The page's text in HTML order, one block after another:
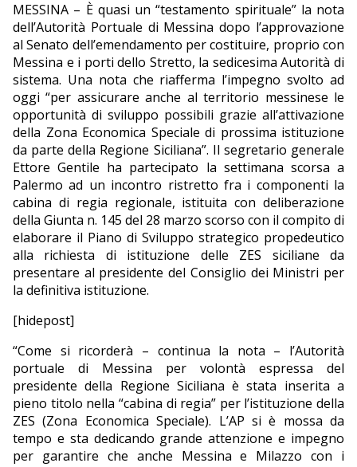
MESSINA – È quasi un “testamento spirituale” la nota
dell’Autorità Portuale di Messina dopo l’approvazione
al Senato dell’emendamento per costituire, proprio con
Messina e i porti dello Stretto, la sedicesima Autorità di
sistema. Una nota che riafferma l’impegno svolto ad
oggi “per assicurare anche al territorio messinese le
opportunità di sviluppo possibili grazie all’attivazione
della Zona Economica Speciale di prossima istituzione
da parte della Regione Siciliana”. Il segretario generale
Ettore Gentile ha partecipato la settimana scorsa a
Palermo ad un incontro ristretto fra i componenti la
cabina di regia regionale, istituita con deliberazione
della Giunta n. 145 del 28 marzo scorso con il compito di
elaborare il Piano di Sviluppo strategico propedeutico
alla richiesta di istituzione delle ZES siciliane da
presentare al presidente del Consiglio dei Ministri per
la definitiva istituzione.
[hidepost]
“Come si ricorderà – continua la nota – l’Autorità
portuale di Messina per volontà espressa del
presidente della Regione Siciliana è stata inserita a
pieno titolo nella “cabina di regia” per l’istituzione della
ZES (Zona Economica Speciale). L’AP si è mossa da
tempo e sta dedicando grande attenzione e impegno
per garantire che anche Messina e Milazzo con i